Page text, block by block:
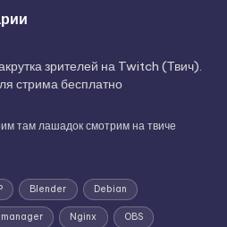
зрителей на Twitch (Твич).
стрима бесплатно
там лашадок смотрим на твиче
Blender Debian
Nginx OBS